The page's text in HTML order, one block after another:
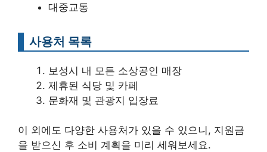
대중교통
사용처 목록
보성시 내 모든 소상공인 매장
제휴된 식당 및 카페
문화재 및 관광지 입장료
이 외에도 다양한 사용처가 있을 수 있으니, 지원금
을 받으신 후 소비 계획을 미리 세워보세요.